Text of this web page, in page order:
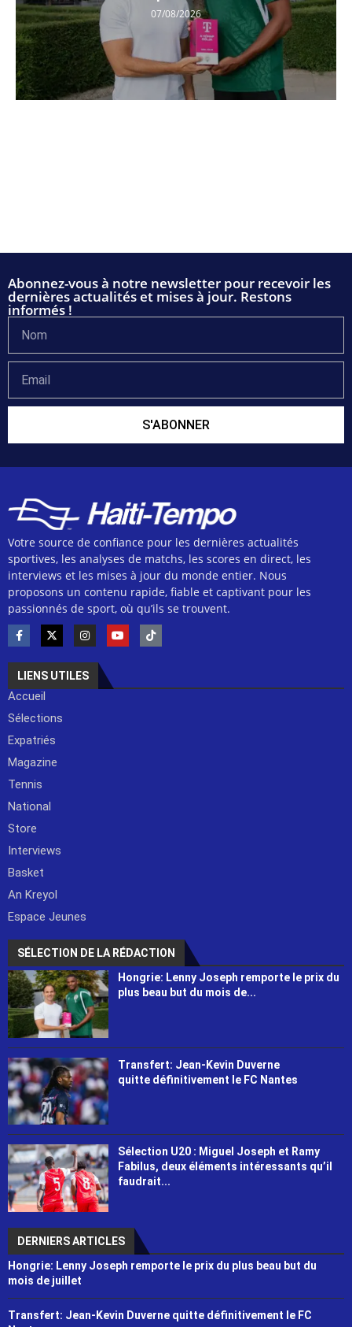
07/08/2026
Abonnez-vous à notre newsletter pour recevoir les
dernières actualités et mises à jour. Restons
informés !
S'ABONNER
Votre source de confiance pour les dernières actualités
sportives, les analyses de matchs, les scores en direct, les
interviews et les mises à jour du monde entier. Nous
proposons un contenu rapide, fiable et captivant pour les
passionnés de sport, où qu’ils se trouvent.
LIENS UTILES
Accueil
Sélections
Expatriés
Magazine
Tennis
National
Store
Interviews
Basket
An Kreyol
Espace Jeunes
SÉLECTION DE LA RÉDACTION
Hongrie: Lenny Joseph remporte le prix du
plus beau but du mois de...
Transfert: Jean-Kevin Duverne
quitte définitivement le FC Nantes
Sélection U20 : Miguel Joseph et Ramy
Fabilus, deux éléments intéressants qu’il
faudrait...
DERNIERS ARTICLES
Hongrie: Lenny Joseph remporte le prix du plus beau but du
mois de juillet
Transfert: Jean-Kevin Duverne quitte définitivement le FC